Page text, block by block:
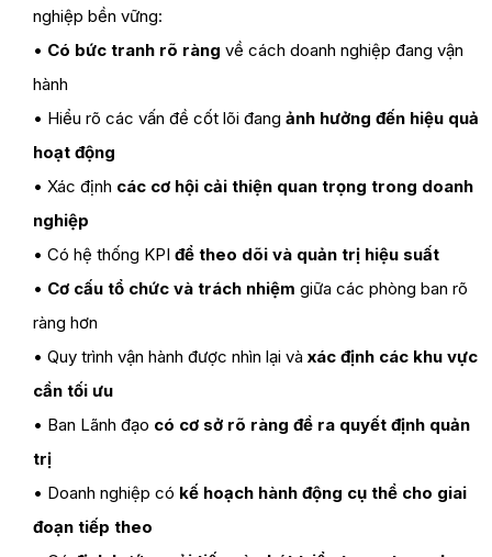
nghiệp bền vững:
• Có bức tranh rõ ràng về cách doanh nghiệp đang vận
hành
• Hiểu rõ các vấn đề cốt lõi đang ảnh hưởng đến hiệu quả
hoạt động
• Xác định các cơ hội cải thiện quan trọng trong doanh
nghiệp
• Có hệ thống KPI để theo dõi và quản trị hiệu suất
• Cơ cấu tổ chức và trách nhiệm giữa các phòng ban rõ
ràng hơn
• Quy trình vận hành được nhìn lại và xác định các khu vực
cần tối ưu
• Ban Lãnh đạo có cơ sở rõ ràng để ra quyết định quản
trị
• Doanh nghiệp có kế hoạch hành động cụ thể cho giai
đoạn tiếp theo